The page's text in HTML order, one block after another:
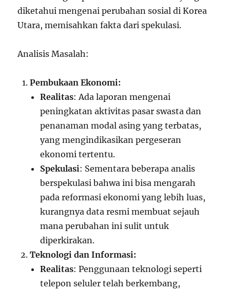
diketahui mengenai perubahan sosial di Korea
Utara, memisahkan fakta dari spekulasi.
Analisis Masalah:
Pembukaan Ekonomi:
Realitas: Ada laporan mengenai
peningkatan aktivitas pasar swasta dan
penanaman modal asing yang terbatas,
yang mengindikasikan pergeseran
ekonomi tertentu.
Spekulasi: Sementara beberapa analis
berspekulasi bahwa ini bisa mengarah
pada reformasi ekonomi yang lebih luas,
kurangnya data resmi membuat sejauh
mana perubahan ini sulit untuk
diperkirakan.
Teknologi dan Informasi:
Realitas: Penggunaan teknologi seperti
telepon seluler telah berkembang,